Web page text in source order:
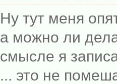
Ну тут меня
а можно ли
смысле я
... это не